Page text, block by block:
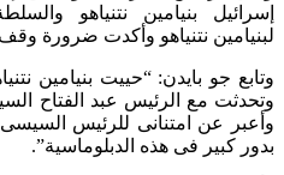
إسرائيل بنيامين نتنياهو
لبنيامين نتنياهو وأكدت ضرورة وقف
وتابع جو بايدن: “حييت بنيامين
وتحدثت مع الرئيس عبد الفتاح
وأعبر عن امتنانى للرئيس
بدور كبير فى هذه الدبلوماسية”.